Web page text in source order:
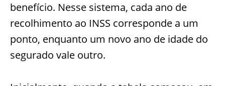
benefício. Nesse sistema, cada ano de
recolhimento ao INSS corresponde a um
ponto, enquanto um novo ano de idade do
segurado vale outro.